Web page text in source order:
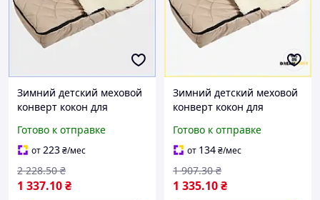
Зимний детский меховой
конверт кокон для
и люльку теплый
аксессуар для детей
МШоп1
Готово к отправке
от223₴/мес
1 337.10₴
2 228.50 ₴
Зимний детский меховой
конверт кокон для
аксессуар для коляски и
люльки бренд стор1
Готово к отправке
от 134₴/мес
1 335.10₴
1 907.30 ₴